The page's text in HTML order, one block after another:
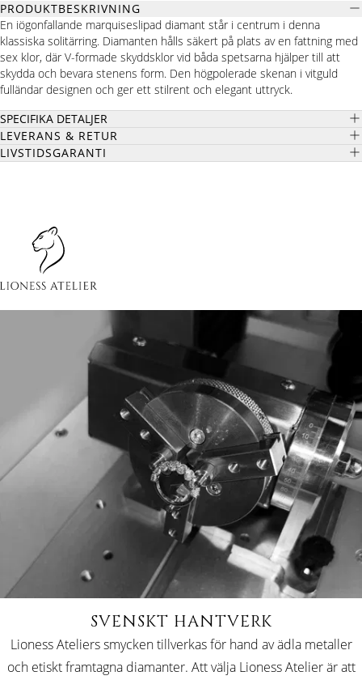
PRODUKTBESKRIVNING
En iögonfallande marquiseslipad diamant står i centrum i denna
klassiska solitärring. Diamanten hålls säkert på plats av en fattning med
sex klor, där V-formade skyddsklor vid båda spetsarna hjälper till att
skydda och bevara stenens form. Den högpolerade skenan i vitguld
fulländar designen och ger ett stilrent och elegant uttryck.
SPECIFIKA DETALJER
LEVERANS & RETUR
LIVSTIDSGARANTI
SVENSKT HANTVERK
Lioness Ateliers smycken tillverkas för hand av ädla metaller
och etiskt framtagna diamanter. Att välja Lioness Atelier är att